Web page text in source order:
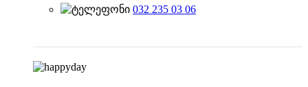
032 235 03 06